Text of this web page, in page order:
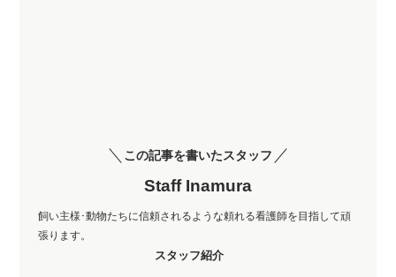
この記事を書いたスタッフ
Staff Inamura
飼い主様･動物たちに信頼されるような頼れる看護師を目指して頑
張ります。
スタッフ紹介